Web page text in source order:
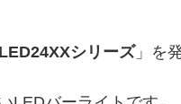
シリーズ」を